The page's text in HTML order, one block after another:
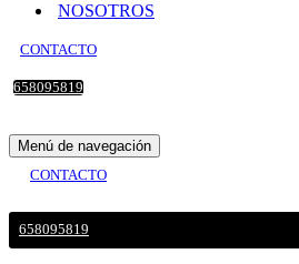
NOSOTROS
CONTACTO
658095819
Menú de navegación
CONTACTO
658095819